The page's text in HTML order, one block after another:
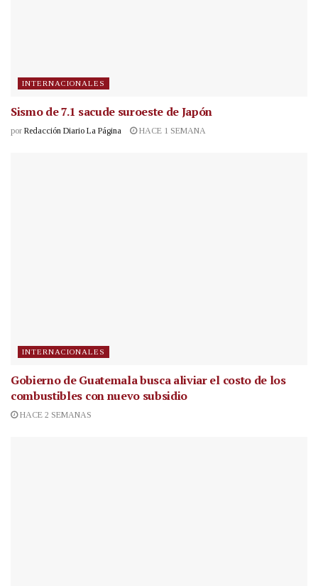
INTERNACIONALES
Sismo de 7.1 sacude suroeste de Japón
por Redacción Diario La Página HACE 1 SEMANA
INTERNACIONALES
Gobierno de Guatemala busca aliviar el costo de los
combustibles con nuevo subsidio
HACE 2 SEMANAS